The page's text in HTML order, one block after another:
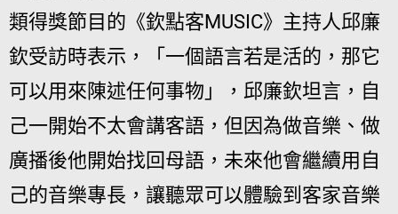
類得獎節目的《欽點客MUSIC》主持人邱廉
欽受訪時表示，「一個語言若是活的，那它
可以用來陳述任何事物」，邱廉欽坦言，自
己一開始不太會講客語，但因為做音樂、做
廣播後他開始找回母語，未來他會繼續用自
己的音樂專長，讓聽眾可以體驗到客家音樂